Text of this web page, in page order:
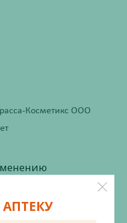
Косметикс ООО